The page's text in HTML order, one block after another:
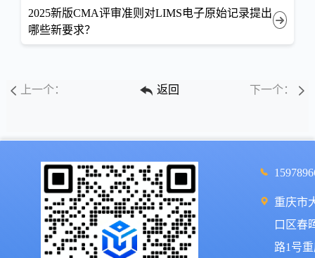
2025新版CMA评审准则对LIMS电子原始记录提出
哪些新要求？
上一个： 返回 下一个：
重庆市
口区春
路1号